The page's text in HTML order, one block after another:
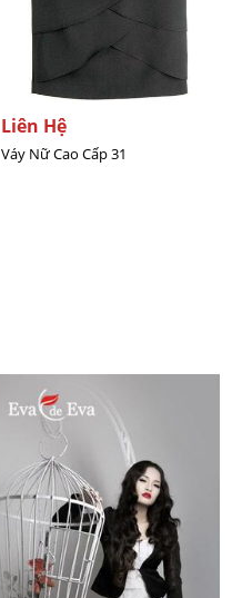
Liên Hệ
Váy Nữ Cao Cấp 31